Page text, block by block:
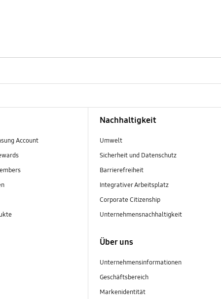
Account
Nachhaltigkeit
Umwelt
Sicherheit und Datenschutz
Barrierefreiheit
Integrativer Arbeitsplatz
Corporate Citizenship
Unternehmensnachhaltigkeit
Über uns
Unternehmensinformationen
Geschäftsbereich
Markenidentität